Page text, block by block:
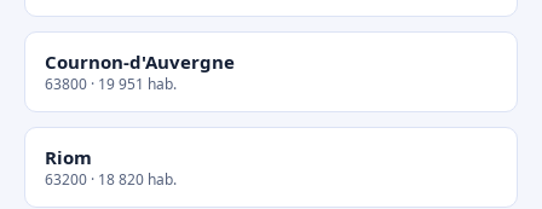
Cournon-d'Auvergne
63800 · 19 951 hab.
Riom
63200 · 18 820 hab.